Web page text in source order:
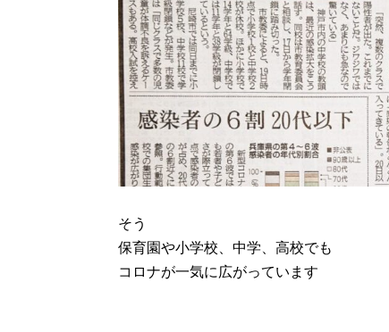
そう
保育園や小学校、中学、高校でも
コロナが一気に広がっています